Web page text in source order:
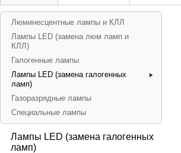
Люминесцентные лампы и КЛЛ
Лампы LED (замена люм ламп и
КЛЛ)
Галогенные лампы
Лампы LED (замена галогенных
ламп)
Газоразрядные лампы
Специальные лампы
Лампы LED (замена галогенных
ламп)